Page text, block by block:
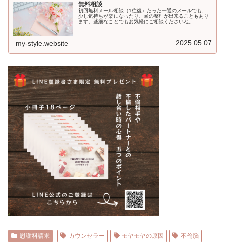
無料相談
初回無料メール相談（1往復）たった一通のメールでも、
少し気持ちが楽になったり、頭の整理が出来ることもあり
ます。些細なことでもお気軽にご相談くださいね。...
my-style.website 2025.05.07
慰謝料請求 カウンセラー モヤモヤの原因
不倫脳